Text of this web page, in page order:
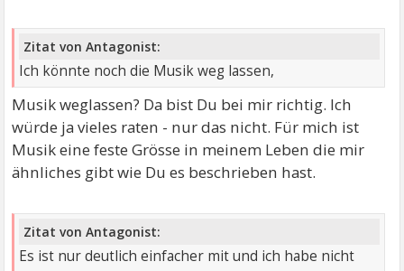
Zitat von Antagonist:
Ich könnte noch die Musik weg lassen,
Musik weglassen? Da bist Du bei mir richtig. Ich
würde ja vieles raten - nur das nicht. Für mich ist
Musik eine feste Grösse in meinem Leben die mir
ähnliches gibt wie Du es beschrieben hast.
Zitat von Antagonist:
Es ist nur deutlich einfacher mit und ich habe nicht